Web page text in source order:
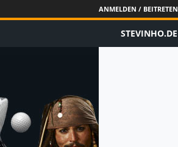
ANMELDEN / BEITRETEN
STEVINHO.DE